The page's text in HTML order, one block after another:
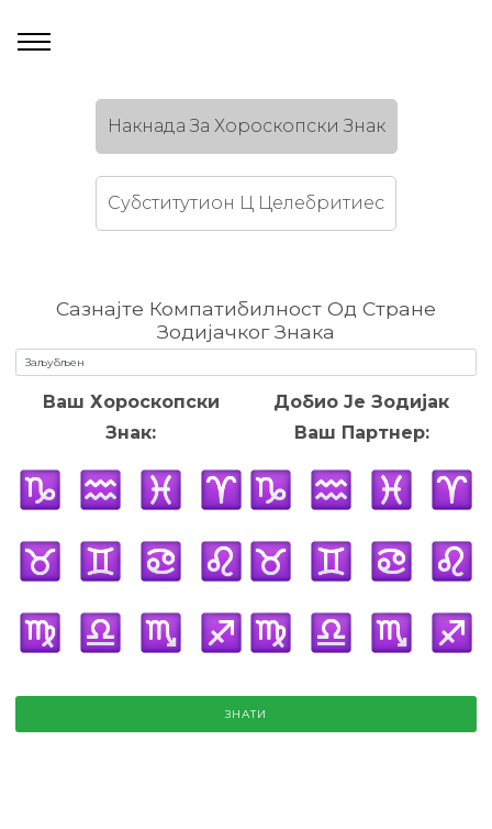
Накнада За Хороскопски Знак
Субститутион Ц Целебритиес
Сазнајте Компатибилност Од Стране
Зодијачког Знака
Ваш Хороскопски
Знак:
Добио Је Зодијак
Ваш Партнер:
ЗНАТИ